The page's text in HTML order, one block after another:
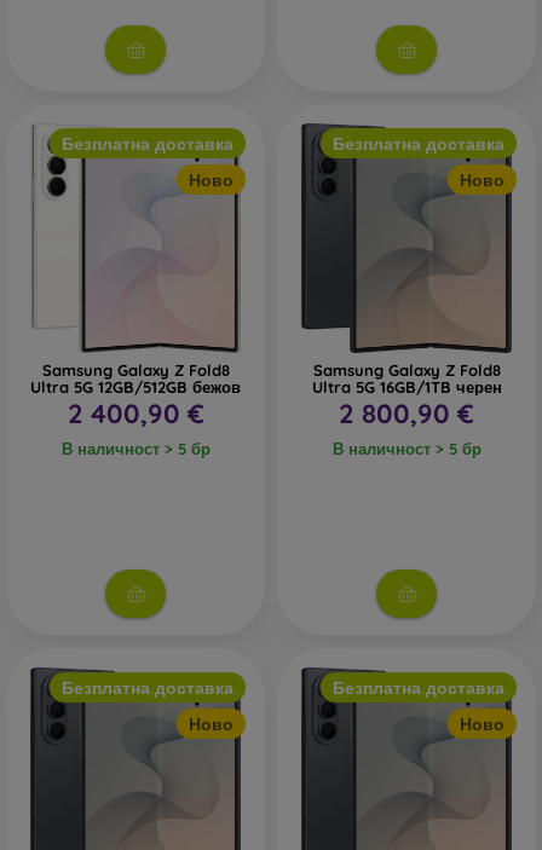
Безплатна доставка
Ново
Samsung Galaxy Z Fold8
Ultra 5G 12GB/512GB бежов
2 400,90 €
В наличност > 5 бр
Безплатна доставка
Ново
Samsung Galaxy Z Fold8
Ultra 5G 16GB/1TB черен
2 800,90 €
В наличност > 5 бр
Безплатна доставка
Ново
Безплатна доставка
Ново